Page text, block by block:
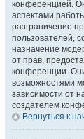
конференцией.
аспектами
разграничение
пользователей,
назначение
от прав,
конференции.
возможностями
зависимости от
создателем
Вернуться к